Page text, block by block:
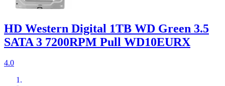
HD Western Digital 1TB WD Green 3.5
SATA 3 7200RPM Pull WD10EURX
4.0